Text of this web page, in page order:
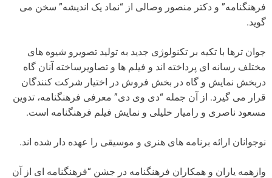
فرهنگنامه” و دکتر منصور وصالی از “نماد یک اندیشه” سخن می
گوید.
جوان ترها با تکیه بر تکنولوژی جدید به تولید تصویرو شیوه های
مختلف رسانه ای پرداخته اند و فیلم ها و تصاویرساخته آنان گاه
دربخش نمایش و گاه در بخش فروش در اختیار شرکت کنندگان
قرار می گیرد. از آن جمله “دی وی دی” معرفی فرهنگنامه، تدوین
مسعود ناصری و رامیار خلیلی و نمایش فیلم فرهنگنامه است.
نوجوانان ارائه برنامه های هنری و موسیقی را عهده دار شده اند.
وازهمه یاران و همکاران فرهنگنامه در جشن “فرهنگنامه ای از آن